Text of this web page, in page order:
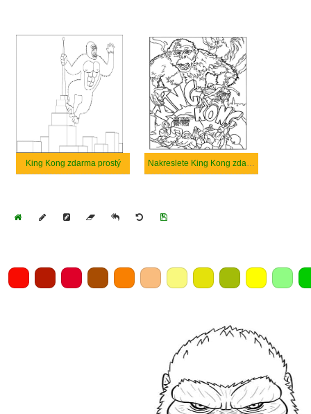
King Kong zdarma prostý Nakreslete King Kong zdarma